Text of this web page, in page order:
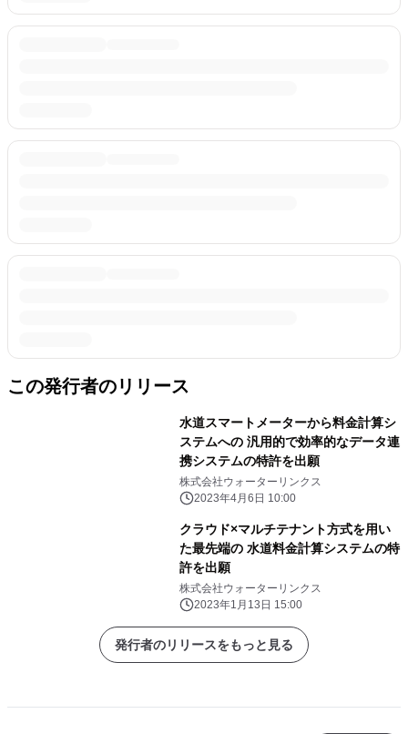
この発行者のリリース
水道スマートメーターから料金計算シ
ステムへの 汎用的で効率的なデータ連
携システムの特許を出願
株式会社ウォーターリンクス
2023年4月6日 10:00
クラウド×マルチテナント方式を用い
た最先端の 水道料金計算システムの特
許を出願
株式会社ウォーターリンクス
2023年1月13日 15:00
発行者のリリースをもっと見る